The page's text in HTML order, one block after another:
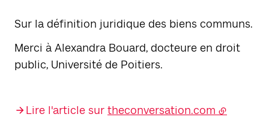
Sur la définition juridique des biens communs.
Merci à Alexandra Bouard, docteure en droit
public, Université de Poitiers.
Lire l'article sur theconversation.com